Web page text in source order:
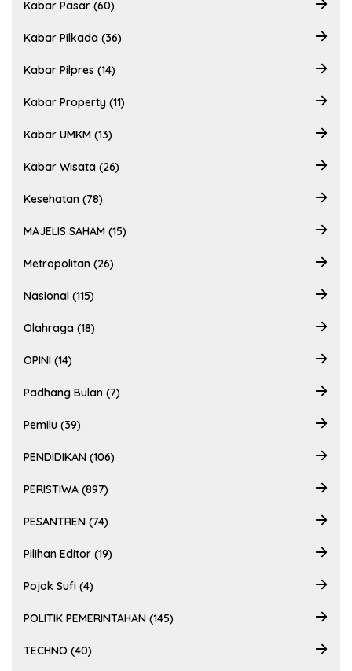
Kabar Pasar (60)
Kabar Pilkada (36)
Kabar Pilpres (14)
Kabar Property (11)
Kabar UMKM (13)
Kabar Wisata (26)
Kesehatan (78)
MAJELIS SAHAM (15)
Metropolitan (26)
Nasional (115)
Olahraga (18)
OPINI (14)
Padhang Bulan (7)
Pemilu (39)
PENDIDIKAN (106)
PERISTIWA (897)
PESANTREN (74)
Pilihan Editor (19)
Pojok Sufi (4)
POLITIK PEMERINTAHAN (145)
TECHNO (40)